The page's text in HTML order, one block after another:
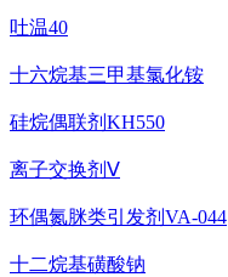
吐温40
十六烷基三甲基氯化铵
硅烷偶联剂KH550
离子交换剂Ⅴ
环偶氮脒类引发剂VA-044
十二烷基磺酸钠